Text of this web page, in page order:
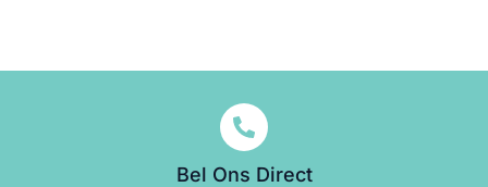
Bel Ons Direct